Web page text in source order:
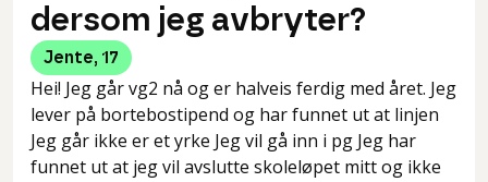
dersom jeg avbryter?
Jente, 17
Hei! Jeg går vg2 nå og er halveis ferdig med året. Jeg
lever på bortebostipend og har funnet ut at linjen
Jeg går ikke er et yrke Jeg vil gå inn i pg Jeg har
funnet ut at jeg vil avslutte skoleløpet mitt og ikke